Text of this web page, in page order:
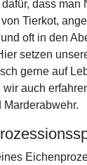
dass man
Tierkot,
oft in den
setzen
gerne auf
auch
Marderabwehr.